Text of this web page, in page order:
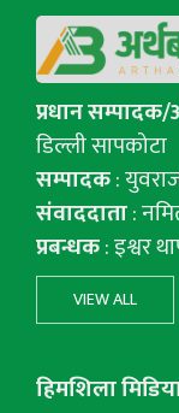
प्रधान सम्पादक/
डिल्ली सापकोटा
सम्पादक:
संवाददाता:
प्रबन्धक: इश्वर
VIEW ALL
हिमशिला